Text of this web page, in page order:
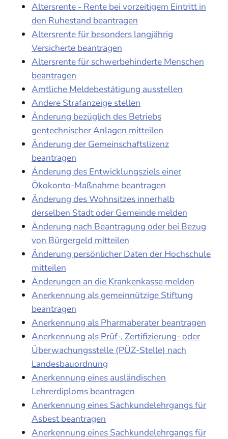
Altersrente - Rente bei vorzeitigem Eintritt in
den Ruhestand beantragen
Altersrente für besonders langjährig
Versicherte beantragen
Altersrente für schwerbehinderte Menschen
beantragen
Amtliche Meldebestätigung ausstellen
Andere Strafanzeige stellen
Änderung bezüglich des Betriebs
gentechnischer Anlagen mitteilen
Änderung der Gemeinschaftslizenz
beantragen
Änderung des Entwicklungsziels einer
Ökokonto-Maßnahme beantragen
Änderung des Wohnsitzes innerhalb
derselben Stadt oder Gemeinde melden
Änderung nach Beantragung oder bei Bezug
von Bürgergeld mitteilen
Änderung persönlicher Daten der Hochschule
mitteilen
Änderungen an die Krankenkasse melden
Anerkennung als gemeinnützige Stiftung
beantragen
Anerkennung als Pharmaberater beantragen
Anerkennung als Prüf-, Zertifizierung- oder
Überwachungsstelle (PÜZ-Stelle) nach
Landesbauordnung
Anerkennung eines ausländischen
Lehrerdiploms beantragen
Anerkennung eines Sachkundelehrgangs für
Asbest beantragen
Anerkennung eines Sachkundelehrgangs für